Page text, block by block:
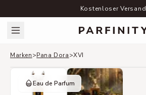
Kostenloser Versand
Marken>Pana Dora>XVI
Eau de Parfum